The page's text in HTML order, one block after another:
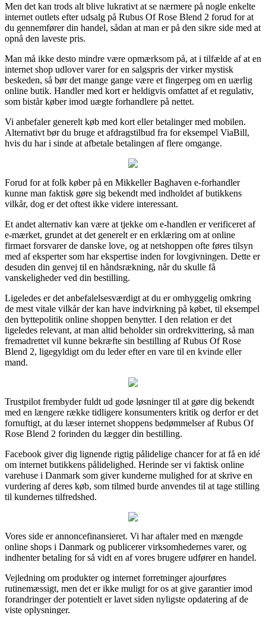
Men det kan trods alt blive lukrativt at se nærmere på nogle enkelte
internet outlets efter udsalg på Rubus Of Rose Blend 2 forud for at
du gennemfører din handel, sådan at man er på den sikre side med at
opnå den laveste pris.
Man må ikke desto mindre være opmærksom på, at i tilfælde af at en
internet shop udlover varer for en salgspris der virker mystisk
beskeden, så bør det mange gange være et fingerpeg om en uærlig
online butik. Handler med kort er heldigvis omfattet af et regulativ,
som bistår køber imod uægte forhandlere på nettet.
Vi anbefaler generelt køb med kort eller betalinger med mobilen.
Alternativt bør du bruge et afdragstilbud fra for eksempel ViaBill,
hvis du har i sinde at afbetale betalingen af flere omgange.
Forud for at folk køber på en Mikkeller Baghaven e-forhandler
kunne man faktisk gøre sig bekendt med indholdet af butikkens
vilkår, dog er det oftest ikke videre interessant.
Et andet alternativ kan være at tjekke om e-handlen er verificeret af
e-mærket, grundet at det generelt er en erklæring om at online
firmaet forsvarer de danske love, og at netshoppen ofte føres tilsyn
med af eksperter som har ekspertise inden for lovgivningen. Dette er
desuden din genvej til en håndsrækning, når du skulle få
vanskeligheder ved din bestilling.
Ligeledes er det anbefalelsesværdigt at du er omhyggelig omkring
de mest vitale vilkår der kan have indvirkning på købet, til eksempel
den byttepolitik online shoppen benytter. I den relation er det
ligeledes relevant, at man altid beholder sin ordrekvittering, så man
fremadrettet vil kunne bekræfte sin bestilling af Rubus Of Rose
Blend 2, ligegyldigt om du leder efter en vare til en kvinde eller
mand.
Trustpilot frembyder fuldt ud gode løsninger til at gøre dig bekendt
med en længere række tidligere konsumenters kritik og derfor er det
fornuftigt, at du læser internet shoppens bedømmelser af Rubus Of
Rose Blend 2 forinden du lægger din bestilling.
Facebook giver dig lignende rigtig pålidelige chancer for at få en idé
om internet butikkens pålidelighed. Herinde ser vi faktisk online
varehuse i Danmark som giver kunderne mulighed for at skrive en
vurdering af deres køb, som tilmed burde anvendes til at tage stilling
til kundernes tilfredshed.
Vores side er annoncefinansieret. Vi har aftaler med en mængde
online shops i Danmark og publicerer virksomhedernes varer, og
indhenter betaling for så vidt en af vores brugere udfører en handel.
Vejledning om produkter og internet forretninger ajourføres
rutinemæssigt, men det er ikke muligt for os at give garantier imod
forandringer der potentielt er lavet siden nyligste opdatering af de
viste oplysninger.